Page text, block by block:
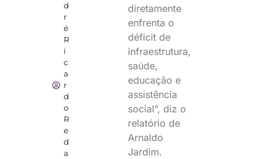
d
r
é
R
i
c
a
r
d
o
R
e
d
a
diretamente
enfrenta o
déficit de
infraestrutura,
saúde,
educação e
assistência
social”, diz o
relatório de
Arnaldo
Jardim.